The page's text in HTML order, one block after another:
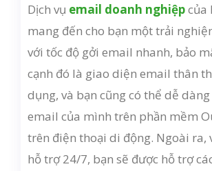
Dịch vụ email doanh nghiệpcủa
mang đến cho bạn một trải
với tốc độ gởi email nhanh, bảo
cạnh đó là giao diện email thân
dụng, và bạn cũng có thể dễ
email của mình trên phần mềm
trên điện thoại di động. Ngoài ra,
hỗ trợ 24/7, bạn sẽ được hỗ trợ